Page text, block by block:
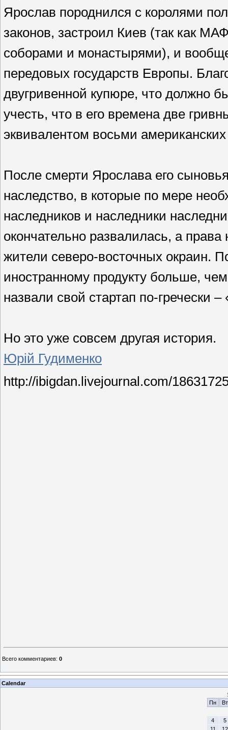
Ярослав породнился с королями
законов, застроил Киев (так как
соборами и монастырями), и
передовых государств Европы.
двугривенной купюре, что должно
учесть, что в его времена две
эквивалентом восьми
После смерти Ярослава его
наследство, в которые по мере
наследников и наследники
окончательно развалилась, а
жители северо-восточных окраин.
иностранному продукту больше,
назвали свой стартап по-гречески –
Но это уже совсем другая история.
Юрій Гудименко
http://ibigdan.livejournal.com/
Всего комментариев: 0
Calendar
Пн
Вт
4
5